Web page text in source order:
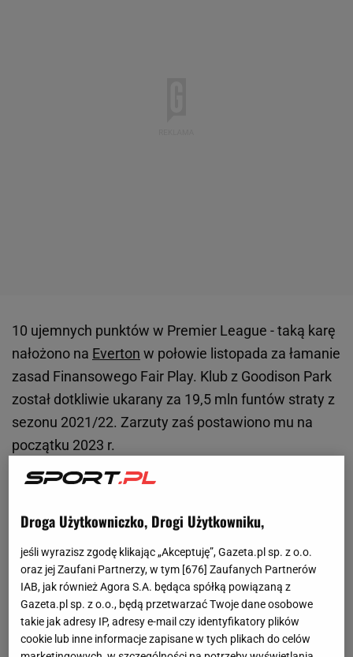
10 ujemnych punktów w Premier League - taką karę
nałożono na Everton w połowie listopada za łamanie
zasad Finansowego Fair Play. Klub z Goodison Park
został dotkliwie ukarany za 19,5 mln funtów straty z
sezonu 2021/22. Zarzuty zaś postawiono mu na
początku 2023 r.
Droga Użytkowniczko, Drogi Użytkowniku,
jeśli wyrazisz zgodę klikając „Akceptuję”, Gazeta.pl sp. z o.o.
oraz jej Zaufani Partnerzy, w tym [676] Zaufanych Partnerów
IAB, jak również Agora S.A. będąca spółką powiązaną z
Gazeta.pl sp. z o.o., będą przetwarzać Twoje dane osobowe
takie jak adresy IP, adresy e-mail czy identyfikatory plików
cookie lub inne informacje zapisane w tych plikach do celów